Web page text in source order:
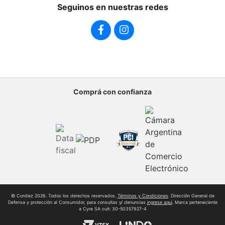
Cordiez MixoSeguinos en nuestras redes
Comprá con confianza
© Cordiez 2026. Todos los derechos reservados. Términos y Condiciones. Direcciôn General de
Defensa y protección al Consumidor, para consultas y/ denuncias ingrese aqui. Marca perteneciente
a Cyre SA cuit: 30-50357927-4